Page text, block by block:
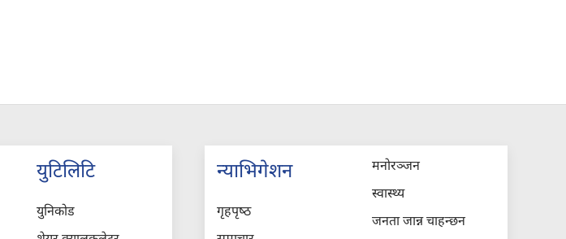
युटिलिटि
युनिकोड
न्याभिगेशन
गृहपृष्‍ठ
मनोरञ्जन
स्वास्थ्य
जनता जान्न चाहन्छन